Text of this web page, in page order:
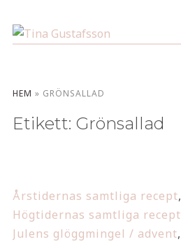
HEM » GRÖNSALLAD
Etikett: Grönsallad
Årstidernas samtliga recept,
Högtidernas samtliga recept
Julens glöggmingel / advent,